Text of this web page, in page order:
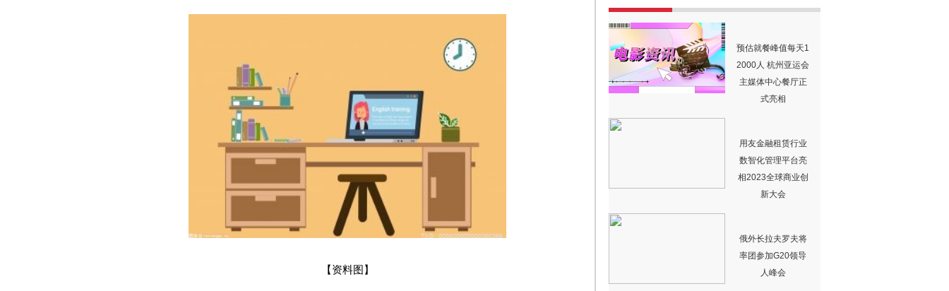
【资料图】
预估就餐峰值每天1
2000人 杭州亚运会
主媒体中心餐厅正
式亮相
用友金融租赁行业
数智化管理平台亮
相2023全球商业创
新大会
俄外长拉夫罗夫将
率团参加G20领导
人峰会